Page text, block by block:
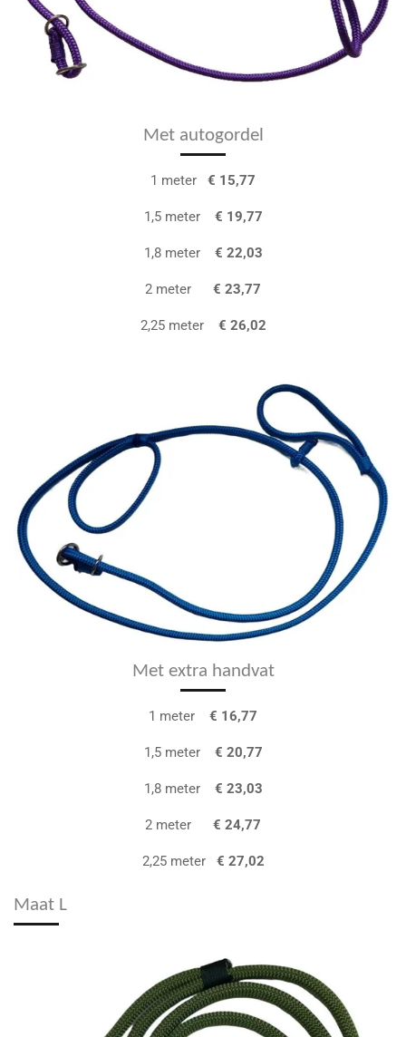
Met autogordel
1 meter € 15,77
1,5 meter € 19,77
1,8 meter € 22,03
2 meter € 23,77
2,25 meter€ 26,02
Met extra handvat
1 meter € 16,77
1,5 meter € 20,77
1,8 meter € 23,03
2 meter € 24,77
2,25 meter€ 27,02
Maat L